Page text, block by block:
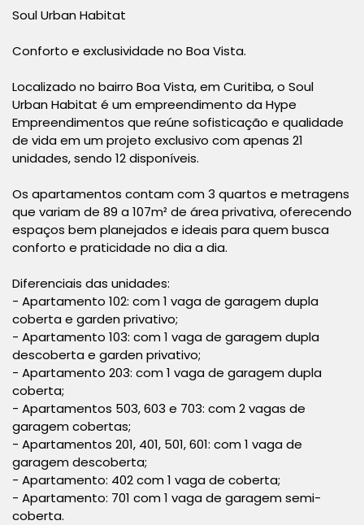
Soul Urban Habitat
Conforto e exclusividade no Boa Vista.
Localizado no bairro Boa Vista, em Curitiba, o Soul
Urban Habitat é um empreendimento da Hype
Empreendimentos que reúne sofisticação e qualidade
de vida em um projeto exclusivo com apenas 21
unidades, sendo 12 disponíveis.
Os apartamentos contam com 3 quartos e metragens
que variam de 89 a 107m² de área privativa, oferecendo
espaços bem planejados e ideais para quem busca
conforto e praticidade no dia a dia.
Diferenciais das unidades:
- Apartamento 102: com 1 vaga de garagem dupla
coberta e garden privativo;
- Apartamento 103: com 1 vaga de garagem dupla
descoberta e garden privativo;
- Apartamento 203: com 1 vaga de garagem dupla
coberta;
- Apartamentos 503, 603 e 703: com 2 vagas de
garagem cobertas;
- Apartamentos 201, 401, 501, 601: com 1 vaga de
garagem descoberta;
- Apartamento: 402 com 1 vaga de coberta;
- Apartamento: 701 com 1 vaga de garagem semi-
coberta.